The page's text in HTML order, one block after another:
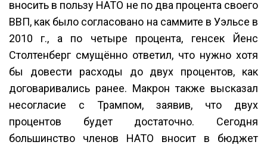
вносить в пользу НАТО не по два процента своего
ВВП, как было согласовано на саммите в Уэльсе в
2010 г., а по четыре процента, генсек Йенс
Столтенберг смущённо ответил, что нужно хотя
бы довести расходы до двух процентов, как
договаривались ранее. Макрон также высказал
несогласие с Трампом, заявив, что двух
процентов будет достаточно. Сегодня
большинство членов НАТО вносит в бюджет